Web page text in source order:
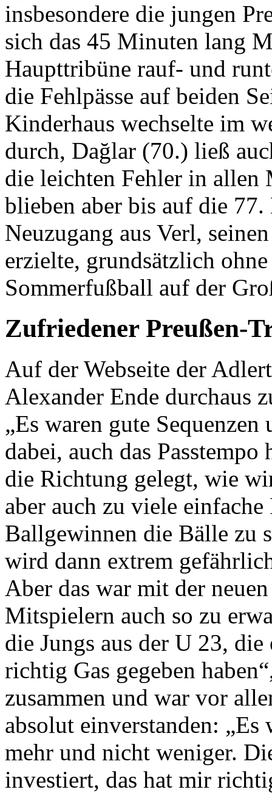
insbesondere die jungen
sich das 45 Minuten lang
Haupttribüne rauf- und
die Fehlpässe auf beiden
Kinderhaus wechselte im
durch, Dağlar (70.) ließ
die leichten Fehler in allen
blieben aber bis auf die
Neuzugang aus Verl,
erzielte, grundsätzlich
Sommerfußball auf der
Zufriedener Preußen-
Auf der Webseite der
Alexander Ende durchaus
„Es waren gute
dabei, auch das
die Richtung gelegt, wie
aber auch zu viele
Ballgewinnen die Bälle zu
wird dann extrem
Aber das war mit der
Mitspielern auch so zu
die Jungs aus der U 23,
richtig Gas gegeben
zusammen und war vor
absolut einverstanden:
mehr und nicht weniger.
investiert, das hat mir